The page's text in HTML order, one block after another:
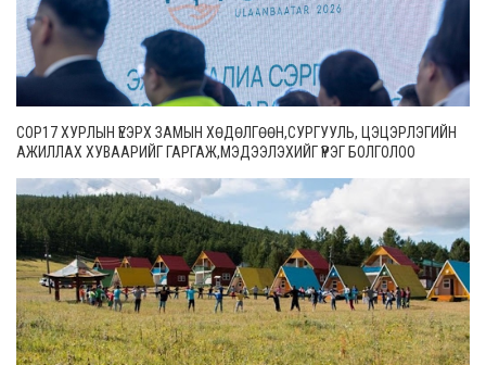
COP17 ХУРЛЫН ҮЕЭРХ ЗАМЫН ХӨДӨЛГӨӨН,СУРГУУЛЬ, ЦЭЦЭРЛЭГИЙН
АЖИЛЛАХ ХУВААРИЙГ ГАРГАЖ,МЭДЭЭЛЭХИЙГ ҮҮРЭГ БОЛГОЛОО